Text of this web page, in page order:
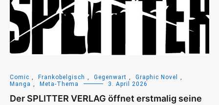
Comic , Frankobelgisch , Gegenwart , Graphic Novel
,
Manga , Meta-Thema 3. April 2026
Der SPLITTER VERLAG öffnet erstmalig seine